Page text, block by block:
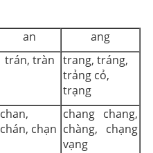
an
ang
trán, tràn trang, tráng,
trảng cỏ,
trạng
chan,
chán, chạn
chang chang,
chàng, chạng
vạng